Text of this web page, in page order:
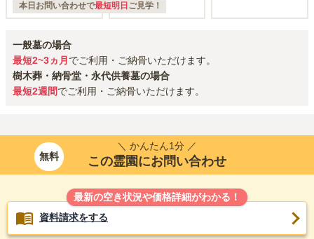
本日お問い合わせで最短明日 ご見学！
一般墓の場合
最短2~3ヵ月 でご利用・ご納骨いただけます。
樹木葬・納骨堂・永代供養墓の場合
最短2週間でご利用・ご納骨いただけます。
無料
＼ かんたん1分 ／
この霊園にお問い合わせ
最新の空き状況や価格詳細がわかる！
資料請求をする